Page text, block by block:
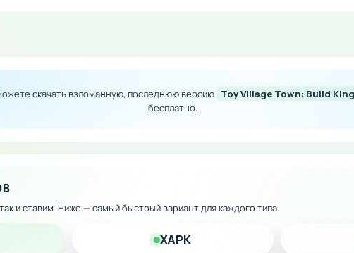
версию на Андроид прямо сейчас и получите максимум
скачать взломанную, последнюю версию Toy Village Town: Build
бесплатно.
и ставим. Ниже — самый быстрый вариант для каждого типа.
XAPK